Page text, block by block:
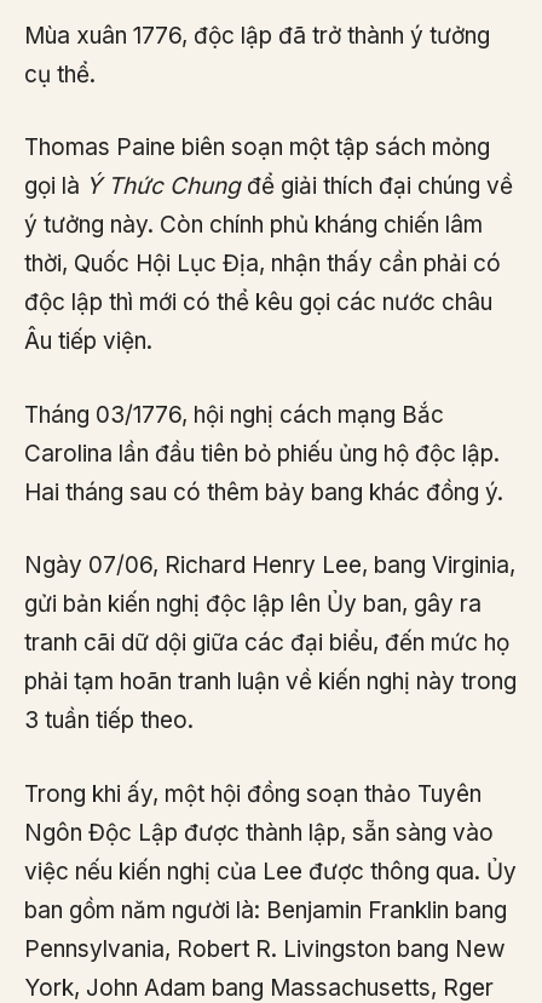
Mùa xuân 1776, độc lập đã trở thành ý tưởng
cụ thể.
Thomas Paine biên soạn một tập sách mỏng
gọi là Ý Thức Chung để giải thích đại chúng về
ý tưởng này. Còn chính phủ kháng chiến lâm
thời, Quốc Hội Lục Địa, nhận thấy cần phải có
độc lập thì mới có thể kêu gọi các nước châu
Âu tiếp viện.
Tháng 03/1776, hội nghị cách mạng Bắc
Carolina lần đầu tiên bỏ phiếu ủng hộ độc lập.
Hai tháng sau có thêm bảy bang khác đồng ý.
Ngày 07/06, Richard Henry Lee, bang Virginia,
gửi bản kiến nghị độc lập lên Ủy ban, gây ra
tranh cãi dữ dội giữa các đại biểu, đến mức họ
phải tạm hoãn tranh luận về kiến nghị này trong
3 tuần tiếp theo.
Trong khi ấy, một hội đồng soạn thảo Tuyên
Ngôn Độc Lập được thành lập, sẵn sàng vào
việc nếu kiến nghị của Lee được thông qua. Ủy
ban gồm năm người là: Benjamin Franklin bang
Pennsylvania, Robert R. Livingston bang New
York, John Adam bang Massachusetts, Rger